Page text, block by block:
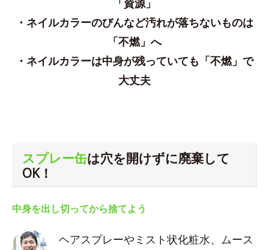
「資源」
・ネイルカラーのびんなど汚れが落ちないものは
「不燃」へ
・ネイルカラーは中身が残っていても「不燃」で
大丈夫
スプレー缶は穴を開けずに廃棄して
OK！
中身を出し切ってから捨てよう
ヘアスプレーやミスト状化粧水、ムース